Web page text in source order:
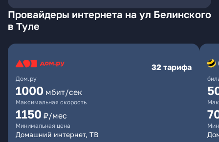
Провайдеры интернета на ул Белинского
в Туле
Дом.ру
32 тарифа
1000 мбит/сек
Максимальная скорость
1150 ₽/мес
Минимальная цена
Домашний интернет, ТВ